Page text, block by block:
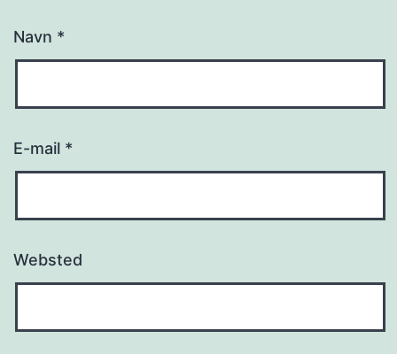
Navn *
E-mail *
Websted